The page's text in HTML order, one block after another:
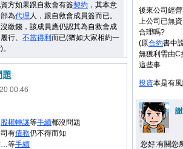
後來公司經
上公司已無
合理嗎?
(原合約書中
無獲利需由C
這些事
投資本是有
您好:有關您
方如果跟自救會有簽契約 ，其本意
為代理 人，跟自救會成員簽而已。
繳錢，該成員應仍認其為自救會成
行、 不當得利 而已(猶如大家相約一
題
00:46
股權轉讓等手續都沒問題
有債務仍不得而知
…等手續